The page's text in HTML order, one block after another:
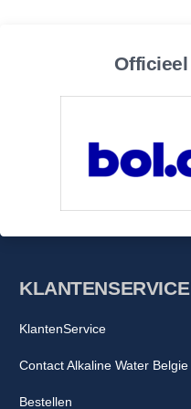
De pH-waarde neemt
Kortom een geweldig
Ionen uitwisselings hars
KLANTENSERVICE
KlantenService
Contact Alkaline Water Belgie
Bestellen